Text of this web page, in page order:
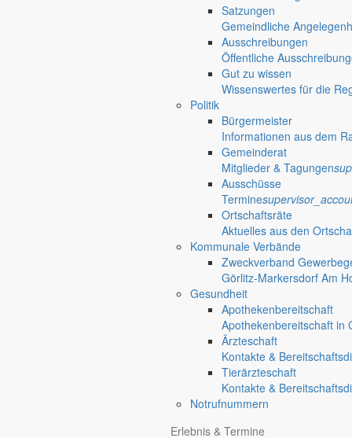
Satzungen
Gemeindliche
Ausschreibungen
Öffentliche
Gut zu wissen
Wissenswertes für die
Politik
Bürgermeister
Informationen aus dem
Gemeinderat
Mitglieder & Tagungen
Ausschüsse
Termine
Ortschaftsräte
Aktuelles aus den
Kommunale Verbände
Zweckverband
Görlitz-Markersdorf Am
Gesundheit
Apothekenbereitschaft
Apothekenbereitschaft in
Ärzteschaft
Kontakte &
Tierärzteschaft
Kontakte &
Notrufnummern
Erlebnis & Termine
Bekanntmachungen
Bekanntmachungen im Zusammenhang mit den Tagungen des
Einladungschreiben, vorbereitende Unterlagen, Beschlüsse und
Wahl 2022 zum Bürgermeister der
Redaktionelle Wiedergabe der öffentlichen Bekanntmachung
Erneute Beteiligung der Öffentlichkeit
Bekanntmachung über die erneute Öffentlichkeitsbeteiligung